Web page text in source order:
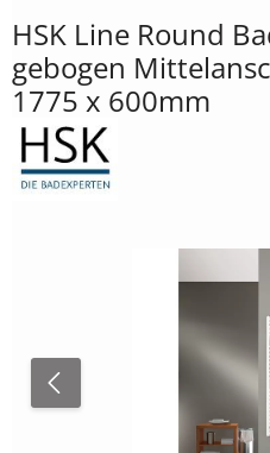
HSK Line Round
gebogen
1775 x 600mm